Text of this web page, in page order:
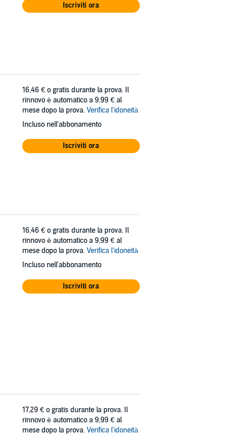
Iscriviti ora
16,46 € o gratis durante la prova. Il
rinnovo è automatico a 9,99 € al
mese dopo la prova. Verifica l'idoneità
Incluso nell'abbonamento
Iscriviti ora
16,46 € o gratis durante la prova. Il
rinnovo è automatico a 9,99 € al
mese dopo la prova. Verifica l'idoneità
Incluso nell'abbonamento
Iscriviti ora
17,29 € o gratis durante la prova. Il
rinnovo è automatico a 9,99 € al
mese dopo la prova. Verifica l'idoneità